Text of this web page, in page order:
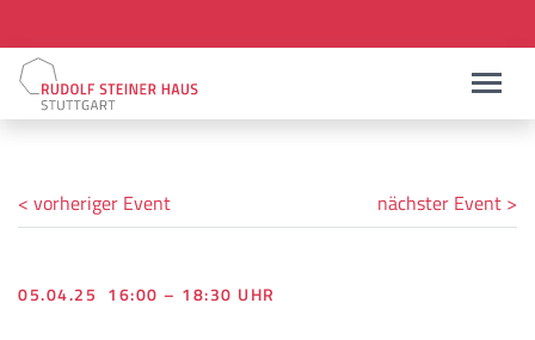
< vorheriger Event nächster Event >
05.04.25 16:00 – 18:30 UHR